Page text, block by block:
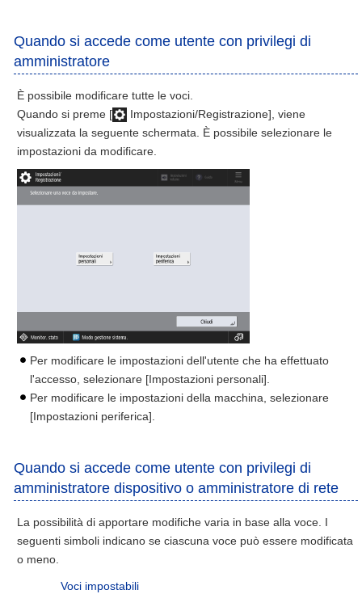
Quando si accede come utente con privilegi di
amministratore
È possibile modificare tutte le voci.
Quando si preme [
Impostazioni/Registrazione], viene
visualizzata la seguente schermata. È possibile selezionare le
impostazioni da modificare.
Per modificare le impostazioni dell'utente che ha effettuato
l'accesso, selezionare [Impostazioni personali].
Per modificare le impostazioni della macchina, selezionare
[Impostazioni periferica].
Quando si accede come utente con privilegi di
amministratore dispositivo o amministratore di rete
La possibilità di apportare modifiche varia in base alla voce. I
seguenti simboli indicano se ciascuna voce può essere modificata
o meno.
Voci impostabili